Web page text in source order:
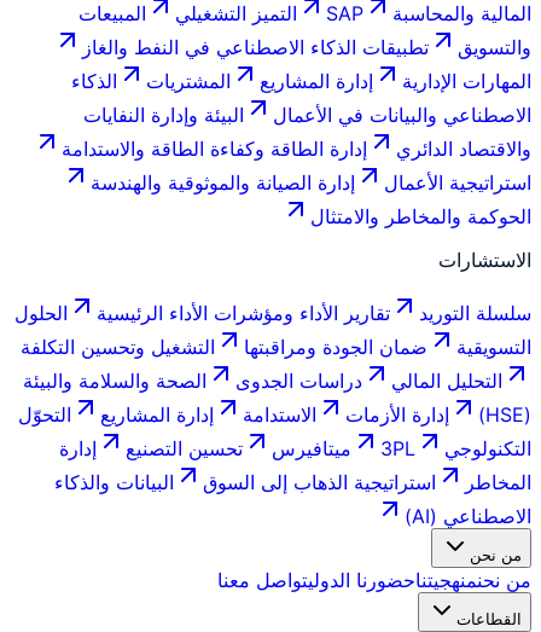
المالية والمحاسبة
SAP التميز التشغيلي
المبيعات
والتسويق
تطبيقات الذكاء الاصطناعي في النفط والغاز
المهارات الإدارية
إدارة المشاريع المشتريات
الذكاء
الاصطناعي والبيانات في الأعمال
البيئة وإدارة النفايات
والاقتصاد الدائري
إدارة الطاقة وكفاءة الطاقة والاستدامة
استراتيجية الأعمال
إدارة الصيانة والموثوقية والهندسة
الحوكمة والمخاطر والامتثال
الاستشارات
سلسلة التوريد تقارير الأداء ومؤشرات الأداء الرئيسية
الحلول
التسويقية
ضمان الجودة ومراقبتها
التشغيل وتحسين التكلفة
التحليل المالي
دراسات الجدوى
الصحة والسلامة والبيئة
(HSE)
إدارة الأزمات الاستدامة إدارة المشاريع
التحوّل
التكنولوجي
3PL ميتافيرس تحسين التصنيع
إدارة
المخاطر
استراتيجية الذهاب إلى السوق
البيانات والذكاء
الاصطناعي (AI)
من نحن
من نحنمنهجيتناحضورنا الدوليتواصل معنا
القطاعات